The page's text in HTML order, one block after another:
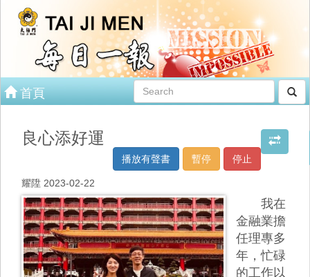
首頁
良心添好運
停止
暫停
播放有聲書
耀陞 2023-02-22
我在
金融業擔
任理專多
年，忙碌
的工作以